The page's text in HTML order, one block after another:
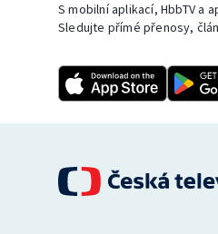
S mobilní aplikací, HbbTV a
Sledujte přímé přenosy,